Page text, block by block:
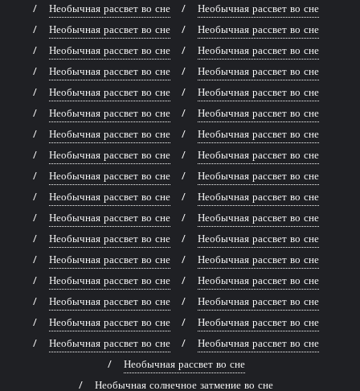
Необычная рассвет во сне
Необычная рассвет во сне
Необычная рассвет во сне
Необычная рассвет во сне
Необычная рассвет во сне
Необычная рассвет во сне
Необычная рассвет во сне
Необычная рассвет во сне
Необычная рассвет во сне
Необычная рассвет во сне
Необычная рассвет во сне
Необычная рассвет во сне
Необычная рассвет во сне
Необычная рассвет во сне
Необычная рассвет во сне
Необычная рассвет во сне
Необычная рассвет во сне
Необычная рассвет во сне
Необычная рассвет во сне
Необычная рассвет во сне
Необычная рассвет во сне
Необычная рассвет во сне
Необычная рассвет во сне
Необычная рассвет во сне
Необычная рассвет во сне
Необычная рассвет во сне
Необычная рассвет во сне
Необычная рассвет во сне
Необычная рассвет во сне
Необычная рассвет во сне
Необычная рассвет во сне
Необычная рассвет во сне
Необычная рассвет во сне
Необычная рассвет во сне
Необычная рассвет во сне
Необычная солнечное затмение во сне